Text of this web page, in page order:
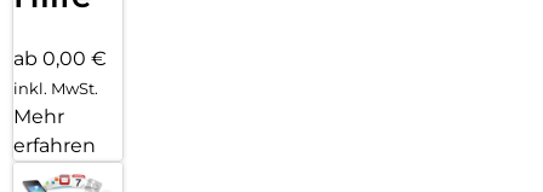
ab 0,00 €
inkl. MwSt.
Mehr
erfahren